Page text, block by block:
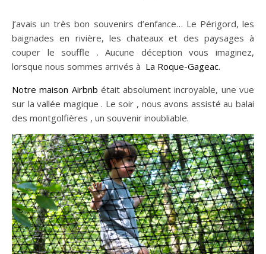
Facebook
sur Twitter sur Instagram
Facebook
sur Twitter sur Instagram
J’avais un très bon souvenirs d’enfance… Le Périgord, les
baignades en rivière, les chateaux et des paysages à
couper le souffle . Aucune déception vous imaginez,
lorsque nous sommes arrivés à La Roque-Gageac.
Notre maison Airbnb était absolument incroyable, une vue
sur la vallée magique . Le soir , nous avons assisté au balai
des montgolfières , un souvenir inoubliable.